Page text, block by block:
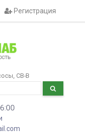
Регистрация
CB-B